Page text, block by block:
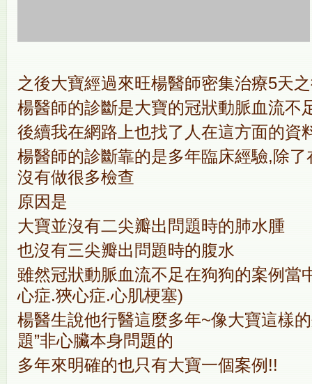
之後大寶經過來旺楊醫師密集治療5天
楊醫師的診斷是大寶的冠狀動脈血流不
後續我在網路上也找了人在這方面的資
楊醫師的診斷靠的是多年臨床經驗,除
沒有做很多檢查
原因是
大寶並沒有二尖瓣出問題時的肺水腫
也沒有三尖瓣出問題時的腹水
雖然冠狀動脈血流不足在狗狗的案例當
心症.狹心症.心肌梗塞)
楊醫生說他行醫這麼多年~像大寶這樣
題”非心臟本身問題的
多年來明確的也只有大寶一個案例!!